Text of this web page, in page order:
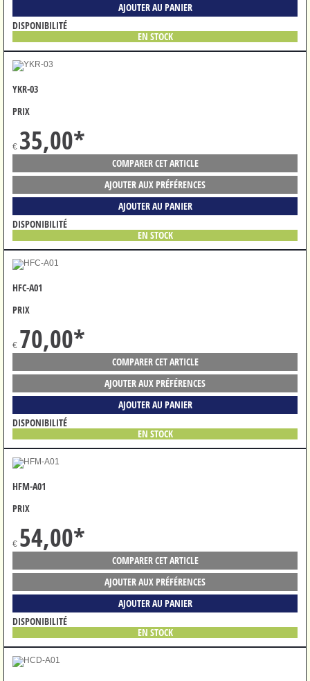
AJOUTER AU PANIER
DISPONIBILITÉ
EN STOCK
YKR-03
PRIX
€ 35,00*
COMPARER CET ARTICLE
AJOUTER AUX PRÉFÉRENCES
AJOUTER AU PANIER
DISPONIBILITÉ
EN STOCK
HFC-A01
PRIX
€ 70,00*
COMPARER CET ARTICLE
AJOUTER AUX PRÉFÉRENCES
AJOUTER AU PANIER
DISPONIBILITÉ
EN STOCK
HFM-A01
PRIX
€ 54,00*
COMPARER CET ARTICLE
AJOUTER AUX PRÉFÉRENCES
AJOUTER AU PANIER
DISPONIBILITÉ
EN STOCK